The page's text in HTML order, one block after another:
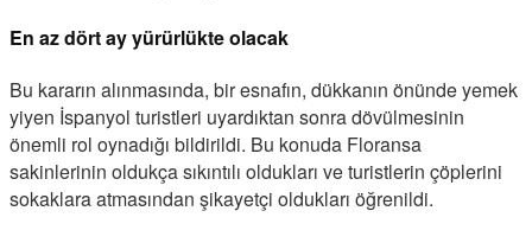
En az dört ay yürürlükte olacak
Bu kararın alınmasında, bir esnafın, dükkanın önünde yemek
yiyen İspanyol turistleri uyardıktan sonra dövülmesinin
önemli rol oynadığı bildirildi. Bu konuda Floransa
sakinlerinin oldukça sıkıntılı oldukları ve turistlerin çöplerini
sokaklara atmasından şikayetçi oldukları öğrenildi.